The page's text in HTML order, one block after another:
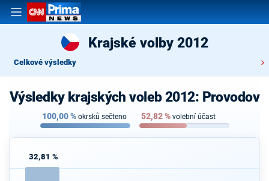
Krajské volby 2012
Celkové výsledky
Výsledky krajských voleb 2012: Provodov
100,00% okrsků sečteno 52,82% volební účast
32,81 %